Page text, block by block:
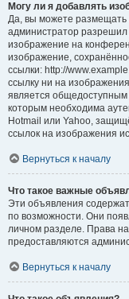
Могу ли я добавлять
Да, вы можете
администратор разрешил
изображение на
изображение,
ссылки: http://
ссылку ни на
является общедоступным
которым необходима
Hotmail или Yahoo,
ссылок на изображения
Вернуться к началу
Что такое важные
Эти объявления
по возможности. Они
личном разделе. Права
предоставляются
Вернуться к началу